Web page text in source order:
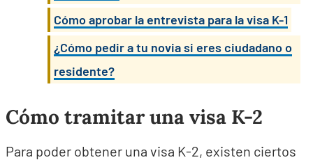
Cómo aprobar la entrevista para la visa K-1
¿Cómo pedir a tu novia si eres ciudadano o
residente?
Cómo tramitar una visa K-2
Para poder obtener una visa K-2, existen ciertos